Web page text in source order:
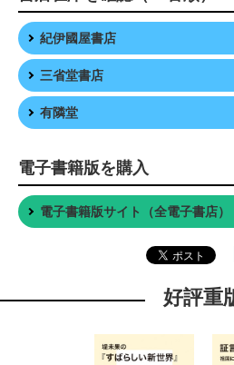
紀伊國屋書店
三省堂書店
有隣堂
電子書籍版を購入
電子書籍版サイト（全電子書店）
好評重